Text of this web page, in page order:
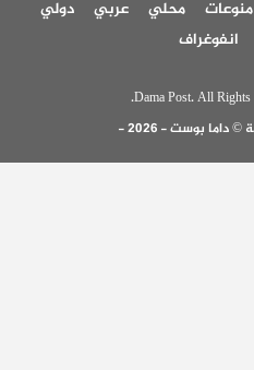
منوعات محلي عربي
دولي
انفوغراف
بوست - 2026 -